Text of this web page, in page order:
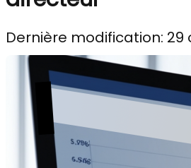
Dernière modification: 29